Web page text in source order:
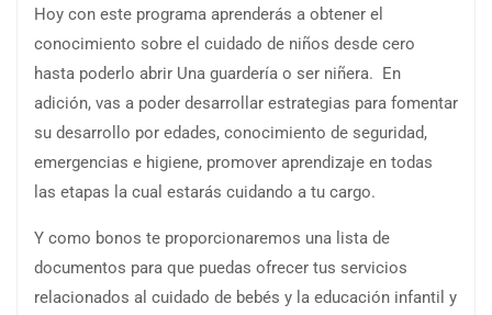
Hoy con este programa aprenderás a obtener el
conocimiento sobre el cuidado de niños desde cero
hasta poderlo abrir Una guardería o ser niñera. En
adición, vas a poder desarrollar estrategias para fomentar
su desarrollo por edades, conocimiento de seguridad,
emergencias e higiene, promover aprendizaje en todas
las etapas la cual estarás cuidando a tu cargo.
Y como bonos te proporcionaremos una lista de
documentos para que puedas ofrecer tus servicios
relacionados al cuidado de bebés y la educación infantil y